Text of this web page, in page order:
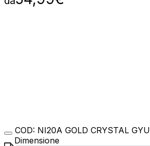
Dimensione
COD: NI20A GOLD CRYSTAL GYU